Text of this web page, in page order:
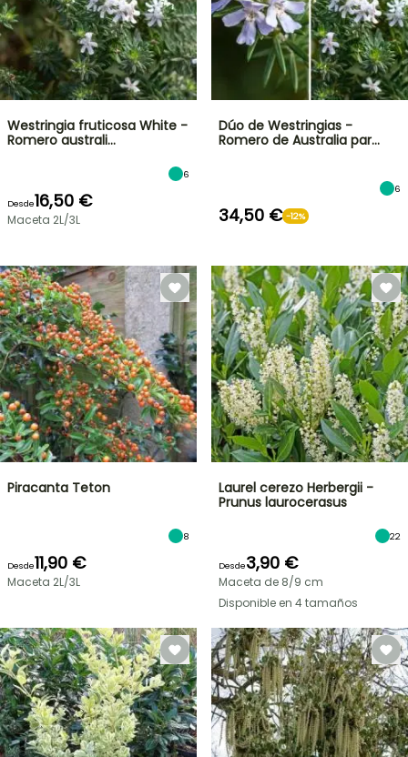
Westringia fruticosa White -
Romero australi…
6
Desde16,50 €
Maceta 2L/3L
Dúo de Westringias -
Romero de Australia par…
6
34,50 € -12%
Piracanta Teton
8
Desde11,90 €
Maceta 2L/3L
Laurel cerezo Herbergii -
Prunus laurocerasus
22
Desde3,90 €
Maceta de 8/9 cm
Disponible en 4 tamaños